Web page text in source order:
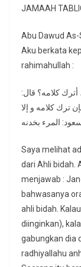
JAMAAH
Abu Dawud
Aku berkata
rahimahullah :
كلامه؟ قال:
ترك كلامه و إلا
Saya melihat
dari Ahli bidah.
menjawab :
bahwasanya
ahli bidah.
diinginkan),
gabungkan dia
radhiyallahu